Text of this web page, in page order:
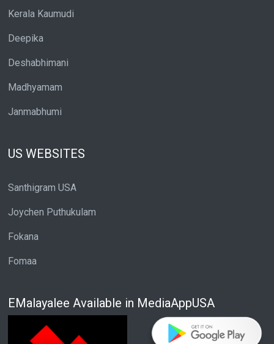
Kerala Kaumudi
Deepika
Deshabhimani
Madhyamam
Janmabhumi
US WEBSITES
Santhigram USA
Joychen Puthukulam
Fokana
Fomaa
EMalayalee Available in MediaAppUSA